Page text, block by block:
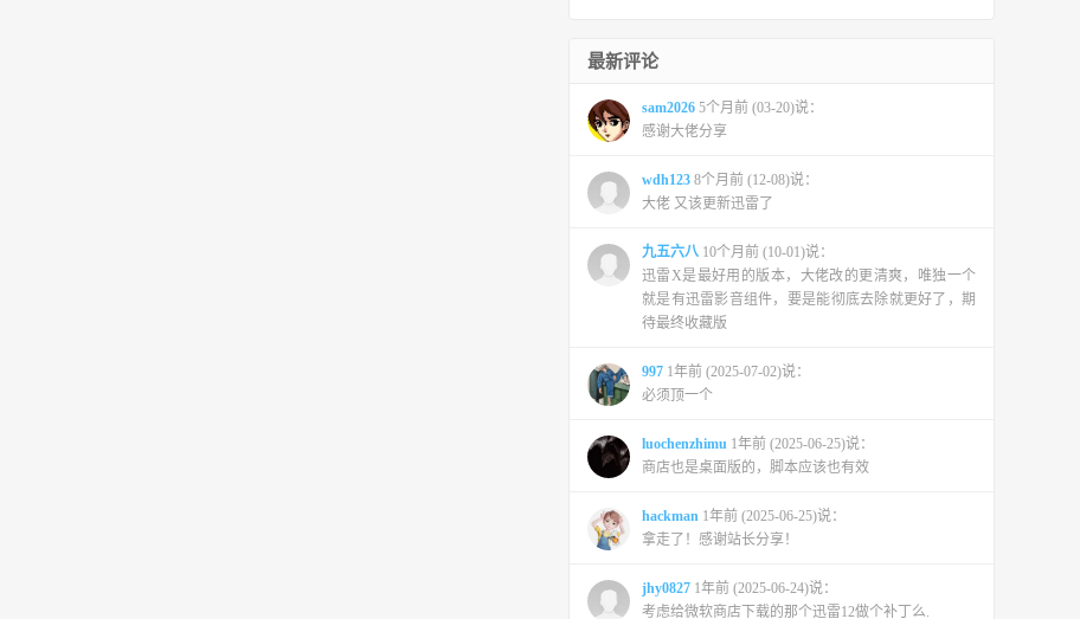
最新评论
sam2026 5个月前 (03-20)说：
感谢大佬分享
wdh123 8个月前 (12-08)说：
大佬 又该更新迅雷了
九五六八 10个月前 (10-01)说：
迅雷X是最好用的版本，大佬改的更清爽，唯独一个
就是有迅雷影音组件，要是能彻底去除就更好了，期
待最终收藏版
997 1年前 (2025-07-02)说：
必须顶一个
luochenzhimu 1年前 (2025-06-25)说：
商店也是桌面版的，脚本应该也有效
hackman 1年前 (2025-06-25)说：
拿走了！感谢站长分享！
jhy0827 1年前 (2025-06-24)说：
考虑给微软商店下载的那个迅雷12做个补丁么.